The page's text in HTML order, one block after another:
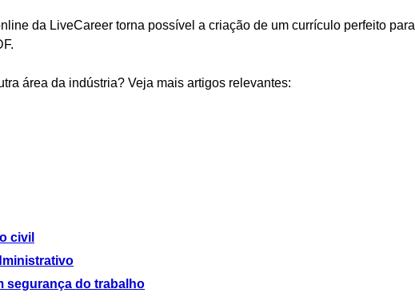
da LiveCareer torna possível a criação de um currículo perfeito para
área da indústria? Veja mais artigos relevantes:
civil
segurança do trabalho